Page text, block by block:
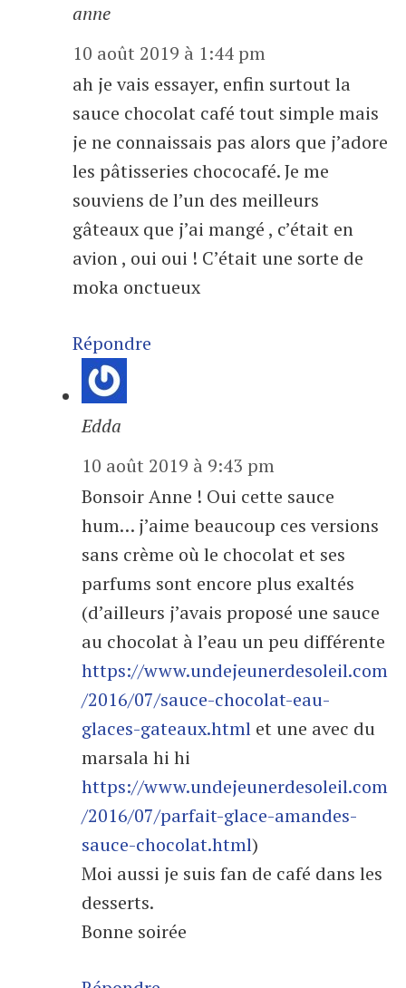
anne
10 août 2019 à 1:44 pm
ah je vais essayer, enfin surtout la
sauce chocolat café tout simple mais
je ne connaissais pas alors que j’adore
les pâtisseries chococafé. Je me
souviens de l’un des meilleurs
gâteaux que j’ai mangé , c’était en
avion , oui oui ! C’était une sorte de
moka onctueux
Répondre
Edda
10 août 2019 à 9:43 pm
Bonsoir Anne ! Oui cette sauce
hum… j’aime beaucoup ces versions
sans crème où le chocolat et ses
parfums sont encore plus exaltés
(d’ailleurs j’avais proposé une sauce
au chocolat à l’eau un peu différente
https://www.undejeunerdesoleil.com
/2016/07/sauce-chocolat-eau-
glaces-gateaux.html et une avec du
marsala hi hi
https://www.undejeunerdesoleil.com
/2016/07/parfait-glace-amandes-
sauce-chocolat.html)
Moi aussi je suis fan de café dans les
desserts.
Bonne soirée